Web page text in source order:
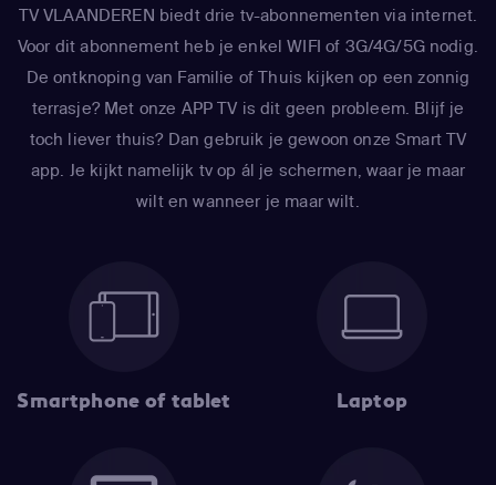
TV VLAANDEREN biedt drie tv-abonnementen via internet.
Voor dit abonnement heb je enkel WIFI of 3G/4G/5G nodig.
De ontknoping van Familie of Thuis kijken op een zonnig
terrasje? Met onze APP TV is dit geen probleem. Blijf je
toch liever thuis? Dan gebruik je gewoon onze Smart TV
app. Je kijkt namelijk tv op ál je schermen, waar je maar
wilt en wanneer je maar wilt.
Smartphone of tablet Laptop